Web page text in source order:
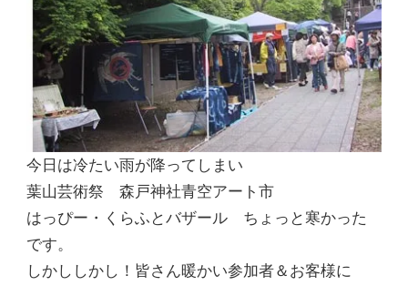
今日は冷たい雨が降ってしまい
葉山芸術祭 森戸神社青空アート市
はっぴー・くらふとバザール ちょっと寒かった
です。
しかししかし！皆さん暖かい参加者＆お客様に